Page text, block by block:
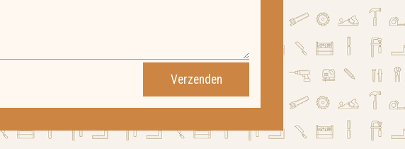
Verzenden